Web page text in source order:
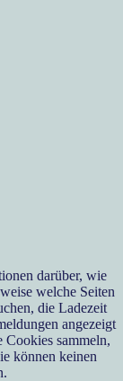
darüber, wie
welche Seiten
die Ladezeit
angezeigt
sammeln,
können keinen